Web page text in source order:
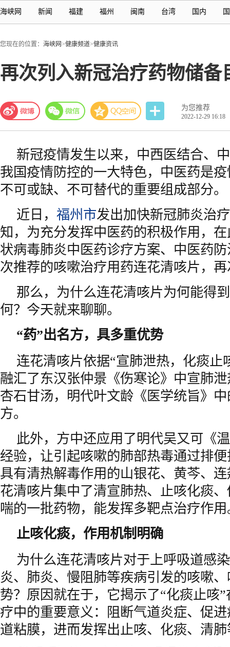
海峡网 新闻 福建 福州 闽南 台湾 国内
您现在的位置： 海峡网>健康频道>健康资讯
再次列入新冠治疗药物储
为您推荐
2022-12-29 16:18
新冠疫情发生以来，中西医结合、
我国疫情防控的一大特色，中医药是
不可或缺、不可替代的重要组成部分。
近日， 福州市发出加快新冠肺炎治
知，为充分发挥中医药的积极作用，
状病毒肺炎中医药诊疗方案、中医药
次推荐的咳嗽治疗用药连花清咳片，
那么，为什么连花清咳片为何能得
何？今天就来聊聊。
“药”出名方，具多重优势
连花清咳片依据“宣肺泄热，化痰止
融汇了东汉张仲景《伤寒论》中宣肺
杏石甘汤，明代叶文龄《医学统旨》
方。
此外，方中还应用了明代吴又可《
经验，让引起咳嗽的肺部热毒通过排
具有清热解毒作用的山银花、黄芩、
花清咳片集中了清宣肺热、止咳化痰
喘的一批药物，能发挥多靶点治疗作用
止咳化痰，作用机制明确
为什么连花清咳片对于上呼吸道感
炎、肺炎、慢阻肺等疾病引发的咳嗽
势？原因就在于，它揭示了“化痰止咳
疗中的重要意义：阻断气道炎症、促
道粘膜，进而发挥出止咳、化痰、清